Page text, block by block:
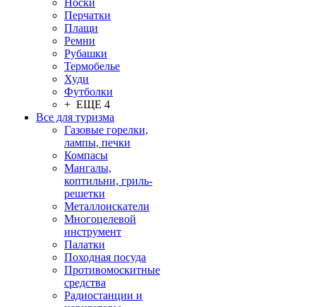
Носки
Перчатки
Плащи
Ремни
Рубашки
Термобелье
Худи
Футболки
+ ЕЩЕ 4
Все для туризма
Газовые горелки,
лампы, печки
Компасы
Мангалы,
коптильни, гриль-
решетки
Металлоискатели
Многоцелевой
инструмент
Палатки
Походная посуда
Противомоскитные
средства
Радиостанции и